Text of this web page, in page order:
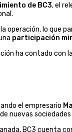
de BC3, el
operación, lo que
participación
ha contado con
el empresario
nuevas
BC3 cuenta